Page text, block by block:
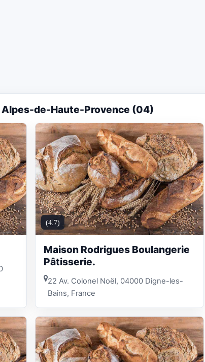
de-Haute-Provence (04)
(4.7)
Maison Rodrigues Boulangerie
Pâtisserie.
22 Av. Colonel Noël, 04000 Digne-les-
Bains, France